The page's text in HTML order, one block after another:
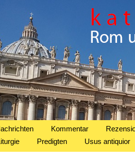
Kommentar
Predigten Usus antiquior